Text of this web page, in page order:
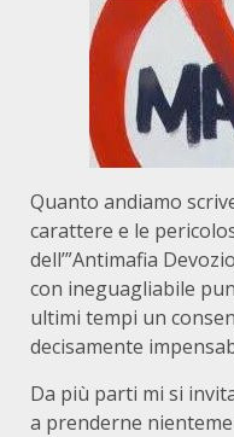
Quanto andiamo
carattere e le
dell’”Antimafia
con ineguagliabile
ultimi tempi un
decisamente
Da più parti mi si
a prenderne